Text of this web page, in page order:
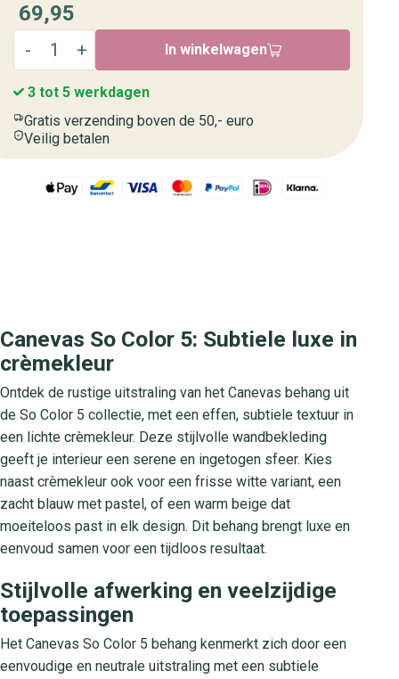
69,95
In winkelwagen
3 tot 5 werkdagen
Gratis verzending boven de 50,- euro
Veilig betalen
Canevas So Color 5: Subtiele luxe in
crèmekleur
Ontdek de rustige uitstraling van het Canevas behang uit
de So Color 5 collectie, met een effen, subtiele textuur in
een lichte crèmekleur. Deze stijlvolle wandbekleding
geeft je interieur een serene en ingetogen sfeer. Kies
naast crèmekleur ook voor een frisse witte variant, een
zacht blauw met pastel, of een warm beige dat
moeiteloos past in elk design. Dit behang brengt luxe en
eenvoud samen voor een tijdloos resultaat.
Stijlvolle afwerking en veelzijdige
toepassingen
Het Canevas So Color 5 behang kenmerkt zich door een
eenvoudige en neutrale uitstraling met een subtiele